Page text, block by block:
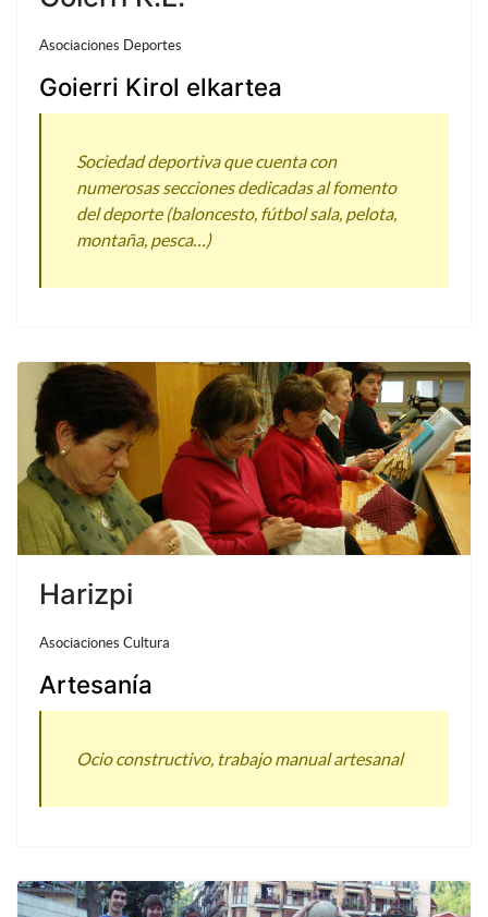
Asociaciones Deportes
Goierri Kirol elkartea
Sociedad deportiva que cuenta con
numerosas secciones dedicadas al fomento
del deporte (baloncesto, fútbol sala, pelota,
montaña, pesca…)
Harizpi
Asociaciones Cultura
Artesanía
Ocio constructivo, trabajo manual artesanal